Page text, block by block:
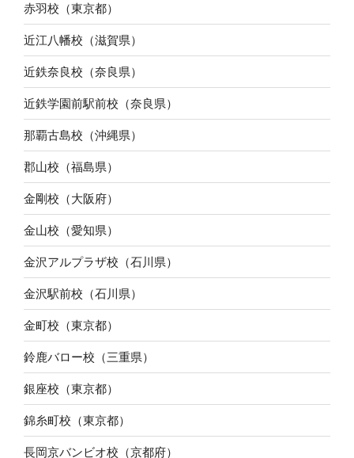
赤羽校（東京都）
近江八幡校（滋賀県）
近鉄奈良校（奈良県）
近鉄学園前駅前校（奈良県）
那覇古島校（沖縄県）
郡山校（福島県）
金剛校（大阪府）
金山校（愛知県）
金沢アルプラザ校（石川県）
金沢駅前校（石川県）
金町校（東京都）
鈴鹿バロー校（三重県）
銀座校（東京都）
錦糸町校（東京都）
長岡京バンビオ校（京都府）